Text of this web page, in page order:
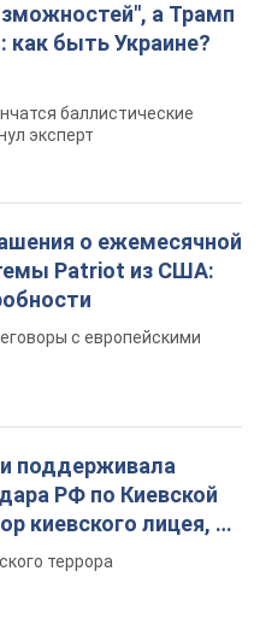
а Трамп
как быть Украине?
баллистические
эксперт
о ежемесячной
Patriot из США:
с европейскими
поддерживала
РФ по Киевской
киевского лицея, её
террора